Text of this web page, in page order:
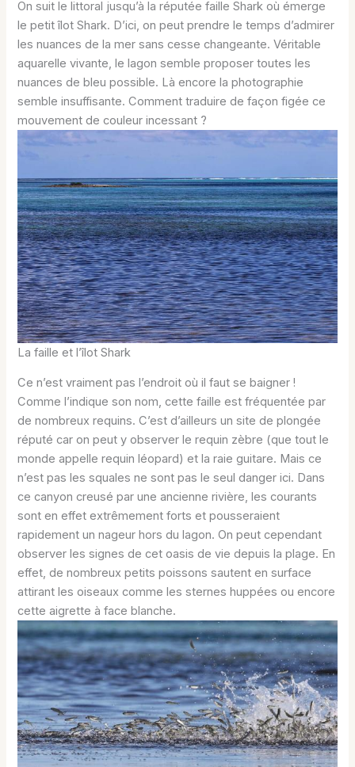
On suit le littoral jusqu’à la réputée faille Shark où émerge
le petit îlot Shark. D’ici, on peut prendre le temps d’admirer
les nuances de la mer sans cesse changeante. Véritable
aquarelle vivante, le lagon semble proposer toutes les
nuances de bleu possible. Là encore la photographie
semble insuffisante. Comment traduire de façon figée ce
mouvement de couleur incessant ?
La faille et l’îlot Shark
Ce n’est vraiment pas l’endroit où il faut se baigner !
Comme l’indique son nom, cette faille est fréquentée par
de nombreux requins. C’est d’ailleurs un site de plongée
réputé car on peut y observer le requin zèbre (que tout le
monde appelle requin léopard) et la raie guitare. Mais ce
n’est pas les squales ne sont pas le seul danger ici. Dans
ce canyon creusé par une ancienne rivière, les courants
sont en effet extrêmement forts et pousseraient
rapidement un nageur hors du lagon. On peut cependant
observer les signes de cet oasis de vie depuis la plage. En
effet, de nombreux petits poissons sautent en surface
attirant les oiseaux comme les sternes huppées ou encore
cette aigrette à face blanche.